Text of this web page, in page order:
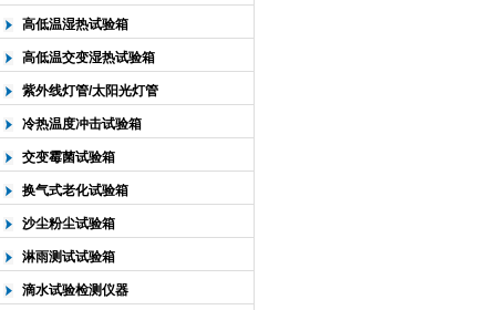
高低温湿热试验箱
高低温交变湿热试验箱
紫外线灯管/太阳光灯管
冷热温度冲击试验箱
交变霉菌试验箱
换气式老化试验箱
沙尘粉尘试验箱
淋雨测试试验箱
滴水试验检测仪器